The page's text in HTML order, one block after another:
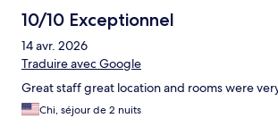
10/10 Exceptionnel
14 avr. 2026
Traduire avec Google
Great staff great location and rooms were
Chi, séjour de 2 nuits